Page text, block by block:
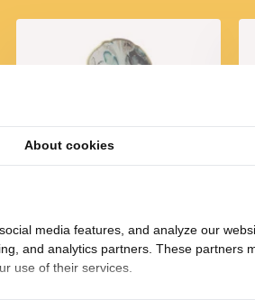
FUGURATO Epoxy-look
About cookies
media features, and analyze our
and analytics partners. These partners
use of their services.